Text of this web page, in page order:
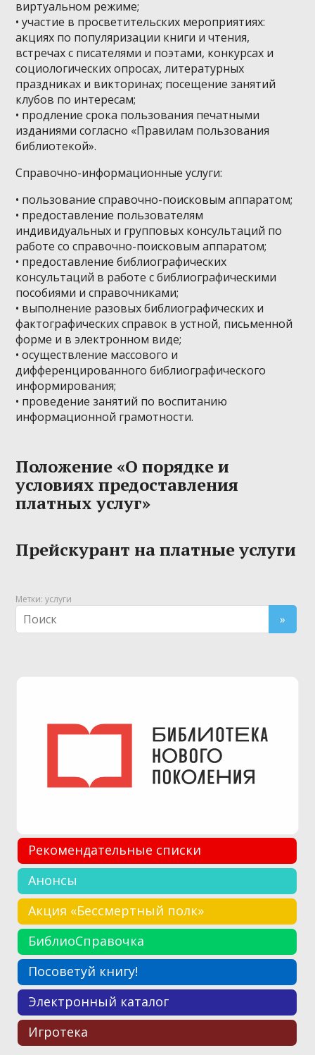
виртуальном режиме;
• участие в просветительских мероприятиях:
акциях по популяризации книги и чтения,
встречах с писателями и поэтами, конкурсах и
социологических опросах, литературных
праздниках и викторинах; посещение занятий
клубов по интересам;
• продление срока пользования печатными
изданиями согласно «Правилам пользования
библиотекой».
Справочно-информационные услуги:
• пользование справочно-поисковым аппаратом;
• предоставление пользователям
индивидуальных и групповых консультаций по
работе со справочно-поисковым аппаратом;
• предоставление библиографических
консультаций в работе с библиографическими
пособиями и справочниками;
• выполнение разовых библиографических и
фактографических справок в устной, письменной
форме и в электронном виде;
• осуществление массового и
дифференцированного библиографического
информирования;
• проведение занятий по воспитанию
информационной грамотности.
Положение «О порядке и
условиях предоставления
платных услуг»
Прейскурант на платные услуги
Метки:услуги
Рекомендательные списки
Анонсы
Акция «Бессмертный полк»
БиблиоСправочка
Посоветуй книгу!
Электронный каталог
Игротека